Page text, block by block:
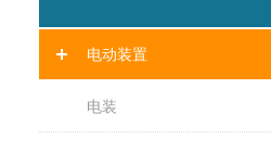
电动装置
电装